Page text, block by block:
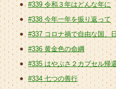
#339 令和３年はどんな年に
#338 今年一年を振り返って
#337 コロナ禍で自由な国、
#336 黄金色の命綱
#335 はやぶさ２カプセル帰
#334 七つの善行